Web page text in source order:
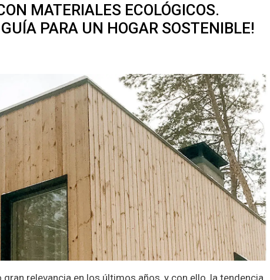
MATERIALES ECOLÓGICOS.
PARA UN HOGAR SOSTENIBLE!